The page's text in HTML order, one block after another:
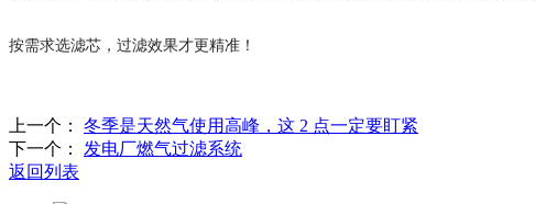
按需求选滤芯，过滤效果才更精准！
上一个：
冬季是天然气使用高峰，这 2 点一定要盯紧
下一个：
发电厂燃气过滤系统
返回列表